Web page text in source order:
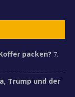
packen? 7.
Trump und der